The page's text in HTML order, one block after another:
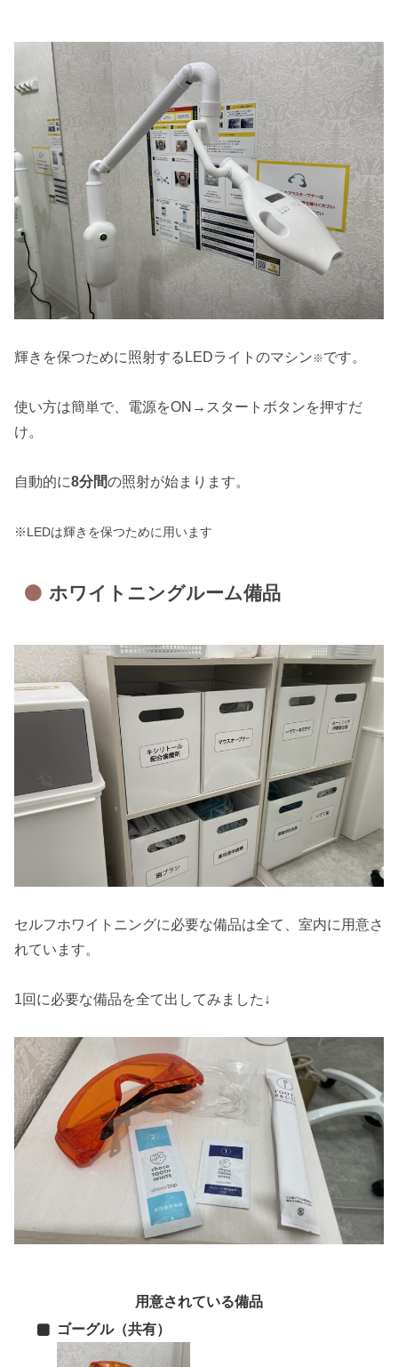
輝きを保つために照射するLEDライトのマシン※です。
使い方は簡単で、電源をON→スタートボタンを押すだ
け。
自動的に8分間の照射が始まります。
※LEDは輝きを保つために用います
ホワイトニングルーム備品
セルフホワイトニングに必要な備品は全て、室内に用意さ
れています。
1回に必要な備品を全て出してみました↓
用意されている備品
ゴーグル（共有）